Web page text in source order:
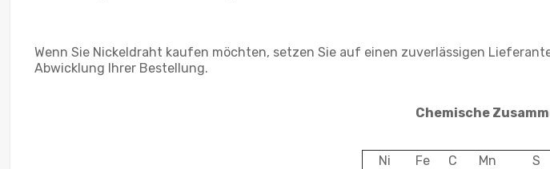
Wenn Sie Nickeldraht kaufen möchten, setzen Sie auf einen zuverlässigen
Abwicklung Ihrer Bestellung.
Chemische
Ni Fe C Mn S